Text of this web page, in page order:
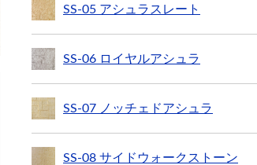
SS-05 アシュラスレート
SS-06 ロイヤルアシュラ
SS-07 ノッチェドアシュラ
SS-08 サイドウォークストーン